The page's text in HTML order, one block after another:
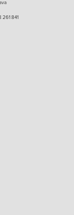
261 841